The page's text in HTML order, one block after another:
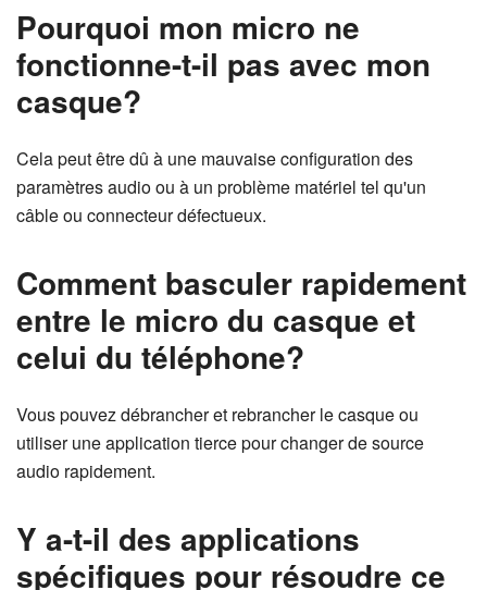
Pourquoi mon micro ne
fonctionne-t-il pas avec mon
casque?
Cela peut être dû à une mauvaise configuration des
paramètres audio ou à un problème matériel tel qu'un
câble ou connecteur défectueux.
Comment basculer rapidement
entre le micro du casque et
celui du téléphone?
Vous pouvez débrancher et rebrancher le casque ou
utiliser une application tierce pour changer de source
audio rapidement.
Y a-t-il des applications
spécifiques pour résoudre ce